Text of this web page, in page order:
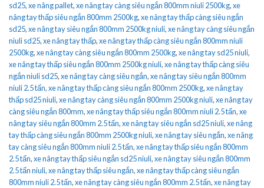
sd25,xe nâng pallet,xe nâng tay càng siêu ngắn 800mm niuli 2500kg,xe
nâng tay thấp siêu ngắn 800mm 2500kg,xe nâng tay thấp càng siêu ngắn
sd25,xe nâng tay siêu ngắn 800mm 2500kg niuli,xe nâng tay càng siêu ngắn
niuli sd25,xe nâng tay thấp,xe nâng tay thấp càng siêu ngắn 800mm niuli
2500kg,xe nâng tay càng siêu ngắn 800mm 2500kg,xe nâng tay sd25 niuli,
xe nâng tay thấp siêu ngắn 800mm 2500kg niuli,xe nâng tay thấp càng siêu
ngắn niuli sd25,xe nâng tay càng siêu ngắn,xe nâng tay siêu ngắn 800mm
niuli 2.5 tấn,xe nâng tay thấp càng siêu ngắn 800mm 2500kg,xe nâng tay
thấp sd25 niuli,xe nâng tay càng siêu ngắn 800mm 2500kg niuli,xe nâng tay
càng siêu ngắn 800mm,xe nâng tay thấp siêu ngắn 800mm niuli 2.5 tấn,xe
nâng tay siêu ngắn 800mm 2.5 tấn,xe nâng tay siêu ngắn sd25 niuli,xe nâng
tay thấp càng siêu ngắn 800mm 2500kg niuli,xe nâng tay siêu ngắn,xe nâng
tay càng siêu ngắn 800mm niuli 2.5 tấn,xe nâng tay thấp siêu ngắn 800mm
2.5 tấn,xe nâng tay thấp siêu ngắn sd25 niuli,xe nâng tay siêu ngắn 800mm
2.5 tấn niuli,xe nâng tay thấp siêu ngắn,xe nâng tay thấp càng siêu ngắn
800mm niuli 2.5 tấn,xe nâng tay càng siêu ngắn 800mm 2.5 tấn,xe nâng tay